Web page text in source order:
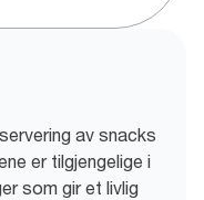
av snacks
er tilgjengelige i
som gir et livlig